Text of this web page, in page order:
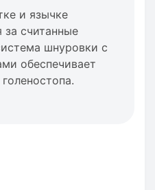
и язычке
за считанные
шнуровки с
обеспечивает